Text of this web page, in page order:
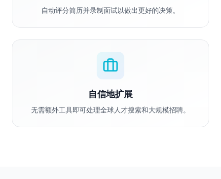
自动评分简历并录制面试以做出更好的决策。
自信地扩展
无需额外工具即可处理全球人才搜索和大规模招聘。